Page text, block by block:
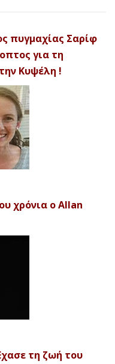
πυγμαχίας Σαρίφ
για τη
Κυψέλη !
χρόνια ο Allan
τη ζωή του